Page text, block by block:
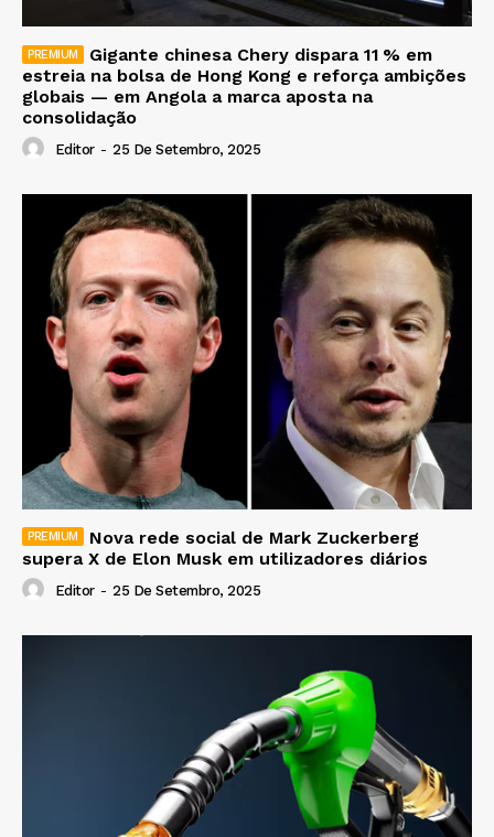
Gigante chinesa Chery dispara 11 % em
estreia na bolsa de Hong Kong e reforça ambições
globais — em Angola a marca aposta na
consolidação
Editor - 25 De Setembro, 2025
Nova rede social de Mark Zuckerberg
supera X de Elon Musk em utilizadores diários
Editor - 25 De Setembro, 2025